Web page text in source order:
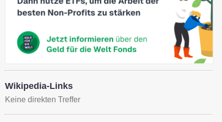
Wikipedia-Links
Keine direkten Treffer